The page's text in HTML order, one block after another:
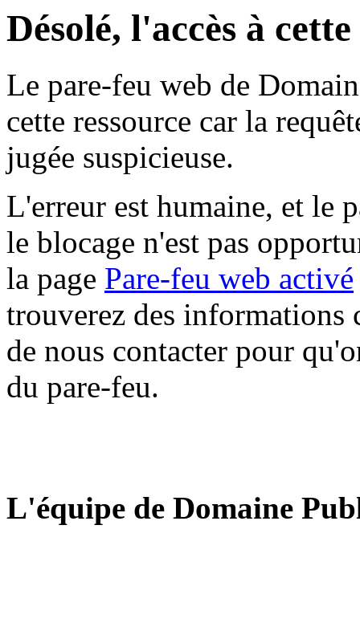
Désolé, l'accès à
Le pare-feu web de
cette ressource car la
jugée suspicieuse.
L'erreur est humaine, et le
le blocage n'est pas
la page Pare-feu web activé
trouverez des informations
de nous contacter pour
du pare-feu.
L'équipe de Domaine